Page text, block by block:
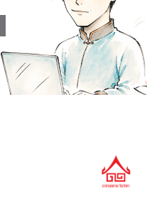
คำสแลง 酸民 ชาวเน็ตขี้
อิจฉา / 吃不到葡萄说葡萄
酸 กินองุ่นไม่ได้ เลยบอกว่า
องุ่นเปรี้ยว / …啦, …啦,…